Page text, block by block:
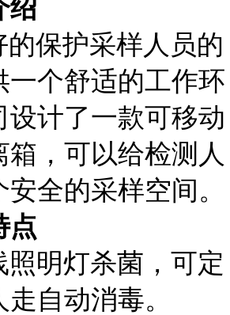
绍
的保护采样人员的
一个舒适的工作环
设计了一款可移动
箱，可以给检测人
全的采样空间。
点
照明灯杀菌，可定
自动消毒。